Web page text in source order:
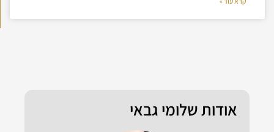
אודות שלומי גבאי